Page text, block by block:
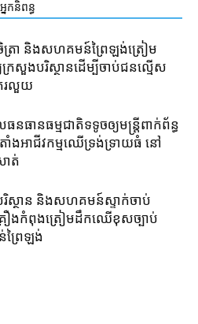
នកនិពន្ធ
រា និង​សហគមន៍​ព្រៃឡង់​ត្រៀម​
ក្រសួង​បរិស្ថាន​ដើម្បី​​ចាប់​ជនល្មើស
រលួយ
ធនធានធម្មជាតិ​ទទូច​ឲ្យ​មន្ត្រី​ពាក់ព័ន្ធ​
ាំង​អាជីវកម្ម​ឈើ​ទ្រង់ទ្រាយ​ធំ នៅ​
ាត់
ស្ថាន និង​សហគមន៍​ស្ទាក់​ចាប់​
ឿង​កំពុង​ត្រៀម​ដឹកឈើ​ខុសច្បាប់​
រៃ​ឡង់